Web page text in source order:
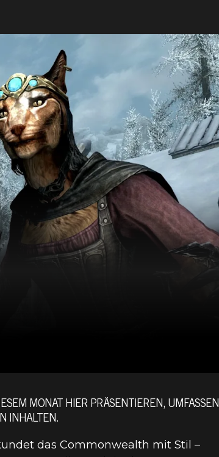
Fallout 4
MONAT HIER PRÄSENTIEREN, UMFASSEN
INHALTEN.
das Commonwealth mit Stil –